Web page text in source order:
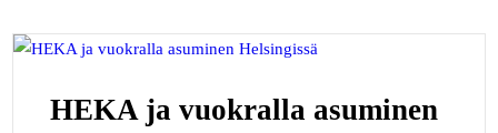
HEKA ja vuokralla asuminen